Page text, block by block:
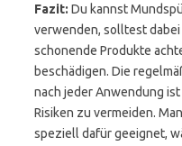
Fazit: Du kannst
verwenden, solltest
schonende Produkte
beschädigen. Die
nach jeder Anwendung
Risiken zu vermeiden.
speziell dafür geeignet,